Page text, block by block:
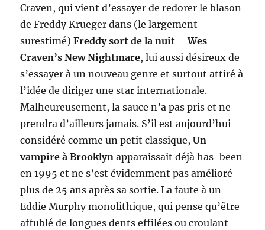
Craven, qui vient d’essayer de redorer le blason
de Freddy Krueger dans (le largement
surestimé)Freddy sort de la nuit –Wes
Craven’s New Nightmare, lui aussi désireux de
s’essayer à un nouveau genre et surtout attiré à
l’idée de diriger une star internationale.
Malheureusement, la sauce n’a pas pris et ne
prendra d’ailleurs jamais. S’il est aujourd’hui
considéré comme un petit classique,Un
vampire à Brooklyn apparaissait déjà has-been
en 1995 et ne s’est évidemment pas amélioré
plus de 25 ans après sa sortie. La faute à un
Eddie Murphy monolithique, qui pense qu’être
affublé de longues dents effilées ou croulant